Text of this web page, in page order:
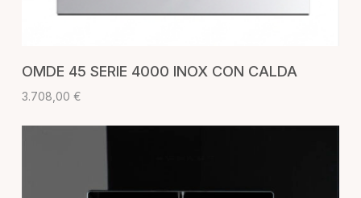
OMDE 45 SERIE 4000 INOX CON CALDA
3.708,00 €